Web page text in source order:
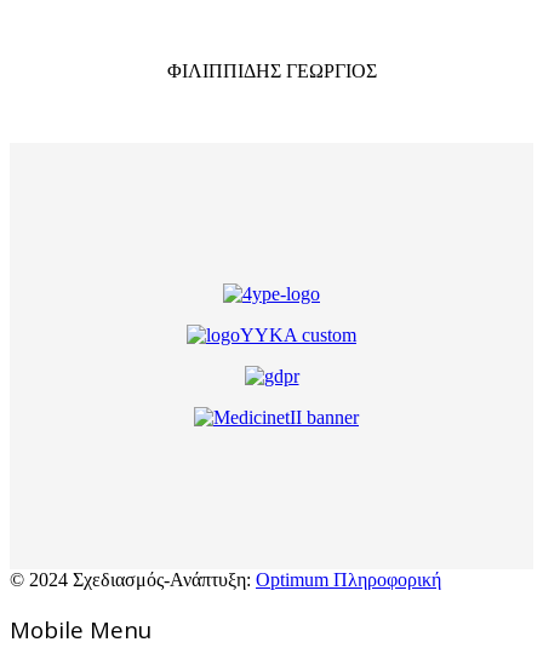
ΦΙΛΙΠΠΙΔΗΣ ΓΕΩΡΓΙΟΣ
© 2024 Σχεδιασμός-Ανάπτυξη: Optimum Πληροφορική
Mοbile Menu